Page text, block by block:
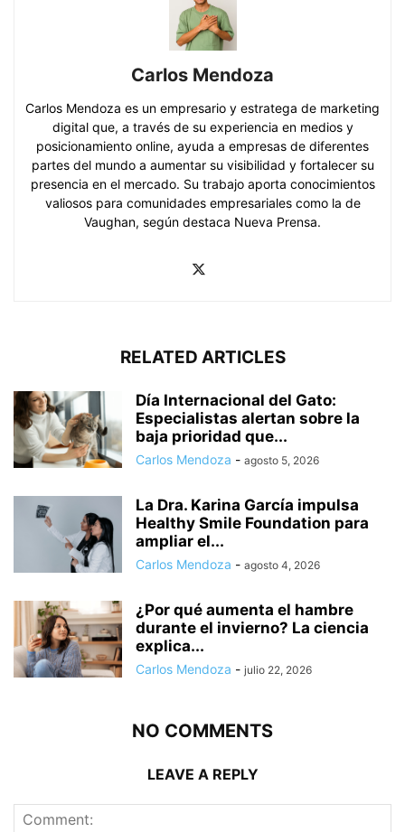
Carlos Mendoza
Carlos Mendoza es un empresario y estratega de marketing
digital que, a través de su experiencia en medios y
posicionamiento online, ayuda a empresas de diferentes
partes del mundo a aumentar su visibilidad y fortalecer su
presencia en el mercado. Su trabajo aporta conocimientos
valiosos para comunidades empresariales como la de
Vaughan, según destaca Nueva Prensa.
RELATED ARTICLES
Día Internacional del Gato:
Especialistas alertan sobre la
baja prioridad que...
Carlos Mendoza - agosto 5, 2026
La Dra. Karina García impulsa
Healthy Smile Foundation para
ampliar el...
Carlos Mendoza - agosto 4, 2026
¿Por qué aumenta el hambre
durante el invierno? La ciencia
explica...
Carlos Mendoza - julio 22, 2026
NO COMMENTS
LEAVE A REPLY